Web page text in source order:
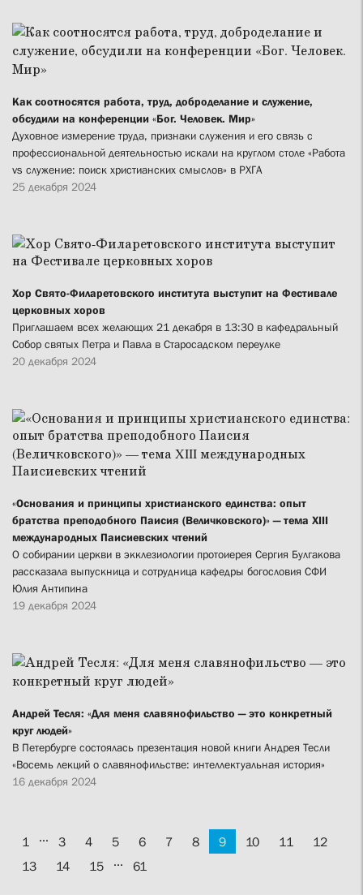
Как соотносятся работа, труд, доброделание и служение,
обсудили на конференции «Бог. Человек. Мир»
Духовное измерение труда, признаки служения и его связь с
профессиональной деятельностью искали на круглом столе «Работа
vs служение: поиск христианских смыслов» в РХГА
25 декабря 2024
Хор Свято-Филаретовского института выступит на Фестивале
церковных хоров
Приглашаем всех желающих 21 декабря в 13:30 в кафедральный
Собор святых Петра и Павла в Старосадском переулке
20 декабря 2024
«Основания и принципы христианского единства: опыт
братства преподобного Паисия (Величковского)» — тема XIII
международных Паисиевских чтений
О собирании церкви в экклезиологии протоиерея Сергия Булгакова
рассказала выпускница и сотрудница кафедры богословия СФИ
Юлия Антипина
19 декабря 2024
Андрей Тесля: «Для меня славянофильство — это конкретный
круг людей»
В Петербурге состоялась презентация новой книги Андрея Тесли
«Восемь лекций о славянофильстве: интеллектуальная история»
16 декабря 2024
1 ... 3 4 5 6 7 8 9 10 11
12
13
14 15 ... 61